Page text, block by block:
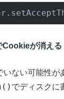
Cookieが消える
いない可能性
でディスクに